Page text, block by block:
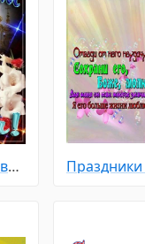
Праздники - С Покровом Пресвятой Богородицы